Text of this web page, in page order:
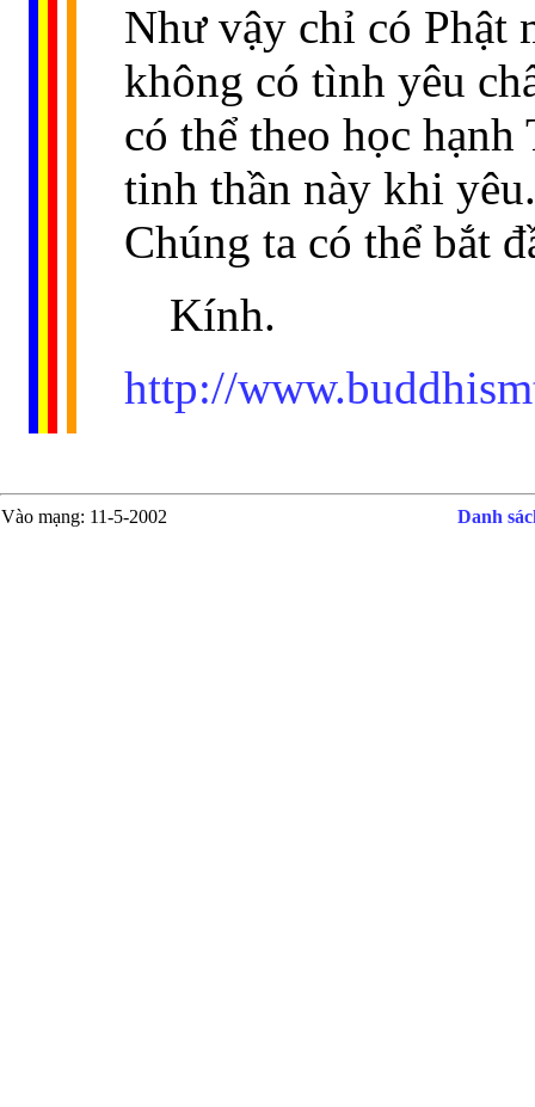
Như vậy chỉ có
không có tình yêu
có thể theo học
tinh thần này khi
Chúng ta có thể bắt
Kính.
http://
Vào mạng: 11-5-2002 Danh